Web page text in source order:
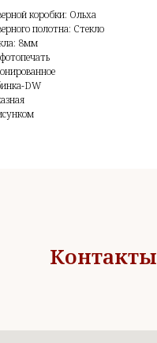
коробки: Ольха
полотна: Стекло
8мм
DW
Контакты